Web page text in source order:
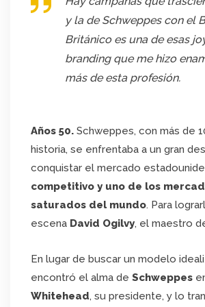
y la de Schweppes con el
Británico es una de esas
branding que me hizo
más de esta profesión.
Años 50. Schweppes, con más de
historia, se enfrentaba a un gran
conquistar el mercado
competitivo y uno de los
saturados del mundo. Para
escena David Ogilvy, el maestro
En lugar de buscar un modelo
encontró el alma de Schweppes
Whitehead, su presidente, y lo